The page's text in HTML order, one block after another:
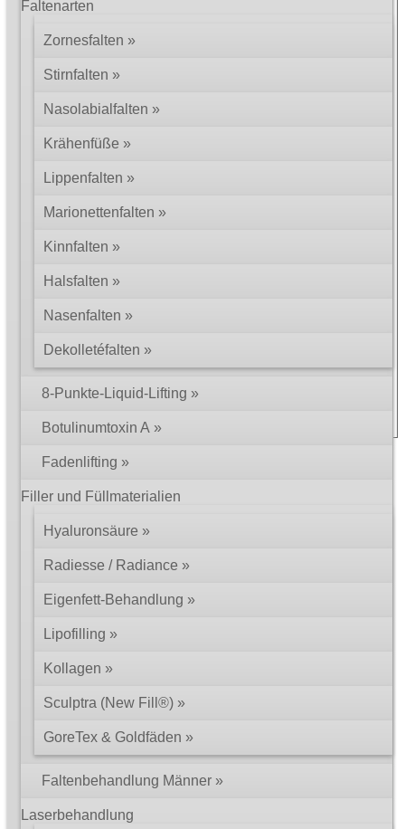
Faltenarten
Zornesfalten
Stirnfalten
Nasolabialfalten
Krähenfüße
Lippenfalten
Marionettenfalten
Kinnfalten
Halsfalten
Nasenfalten
Dekolletéfalten
8-Punkte-Liquid-Lifting
Botulinumtoxin A
Fadenlifting
Filler und Füllmaterialien
Hyaluronsäure
Radiesse / Radiance
Eigenfett-Behandlung
Lipofilling
Kollagen
Sculptra (New Fill®)
GoreTex & Goldfäden
Faltenbehandlung Männer
Laserbehandlung
Einstichstellen treten selten auf und klingen auch schnell wieder
überschminkt werden. Somit ist der Patient in der Regel bereits
gesellschaftsfähig. Die Gefühlsempfindung im Gesicht ist übrigens
Kombination der Botoxbehandlung mit einer Filler-
Unterspritzung
mimischen Gesichtsfalten ist Botulinumtoxin das geeignetste
ungewollte Kontraktion von Gesichtsmuskeln hervorgerufen
müssen sie zusätzlich auch noch mit einem
sich bei den meisten Patienten über 40, diese beiden Verfahren zu
Botulinumtoxin verzichten und sie nur ausfüllen, so hielte der
erzielte Effekt nicht lange an. Denn das Füllmaterial könnte sich
der Falte wieder herausgedrückt.
© 2002 – 2026 Dr. med. Martin Zoppelt
Impressum